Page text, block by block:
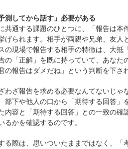
測してから話す」必要がある
共通する課題のひとつに、「報告は
げられます。相手が両親や兄弟、友人
の現場で報告する相手の特徴は、大
の「正解」を既に持っていて、あな
の報告はダメだね」という判断を下さ
わざ報告を求める必要なんてないじ
部下や他人の口から「期待する回答
内容と「期待する回答」との一致の
るかを確認するのです。
る際は、思いついたままではなく、